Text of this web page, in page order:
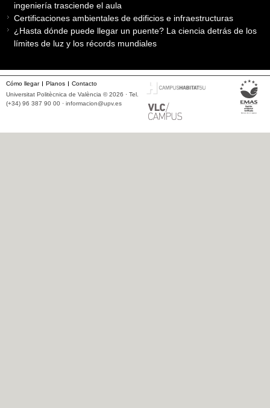
ingeniería trasciende el aula
Certificaciones ambientales de edificios e infraestructuras
¿Hasta dónde puede llegar un puente? La ciencia detrás de los
límites de luz y los récords mundiales
Cómo llegar Planos
Contacto
Universitat Politècnica de València © 2026 · Tel.
(+34) 96 387 90 00 · informacion@upv.es